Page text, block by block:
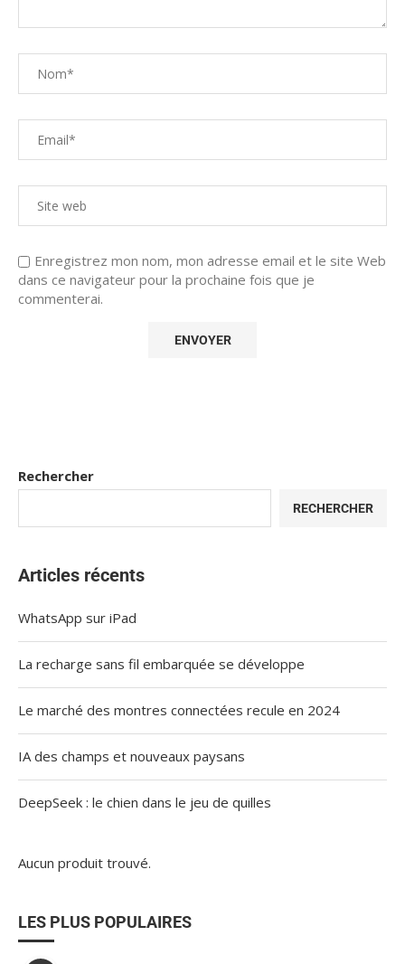
Enregistrez mon nom, mon adresse email et le site Web
dans ce navigateur pour la prochaine fois que je
commenterai.
Rechercher
RECHERCHER
Articles récents
WhatsApp sur iPad
La recharge sans fil embarquée se développe
Le marché des montres connectées recule en 2024
IA des champs et nouveaux paysans
DeepSeek : le chien dans le jeu de quilles
Aucun produit trouvé.
LES PLUS POPULAIRES